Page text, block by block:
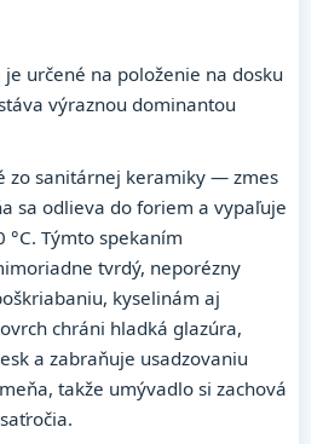
určené na položenie na dosku
výraznou dominantou
zo sanitárnej keramiky — zmes
sa odlieva do foriem a vypaľuje
Týmto spekaním
tvrdý, neporézny
kyselinám aj
chráni hladká glazúra,
a zabraňuje usadzovaniu
takže umývadlo si zachová